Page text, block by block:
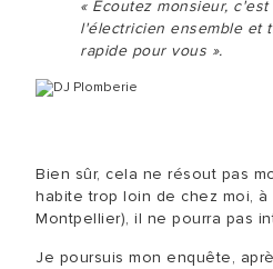
« Écoutez monsieur,
l'électricien ensemble et
rapide pour vous ».
Bien sûr, cela ne résout pas
habite trop loin de chez moi, à
Montpellier), il ne pourra pas
Je poursuis mon enquête,